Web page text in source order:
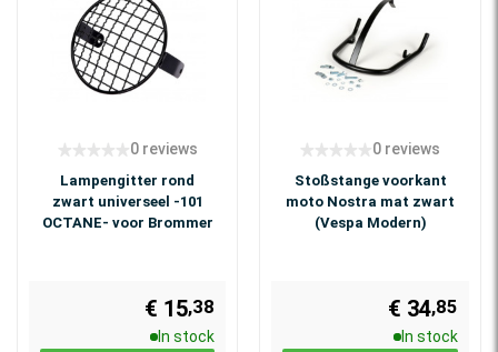
0 reviews
Lampengitter rond
zwart universeel -101
OCTANE- voor Brommer
€ 15,38
In stock
0 reviews
Stoßstange voorkant
moto Nostra mat zwart
(Vespa Modern)
€ 34,85
In stock